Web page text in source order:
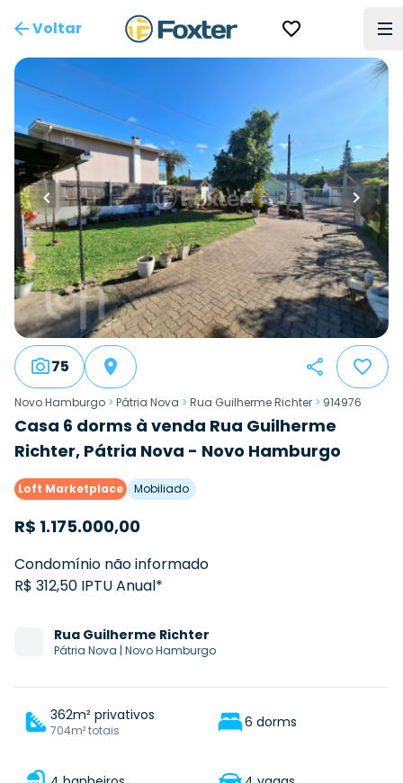
Voltar
75
Novo Hamburgo > Pátria Nova > Rua Guilherme Richter > 914976
Casa 6 dorms à venda Rua Guilherme
Richter, Pátria Nova - Novo Hamburgo
Loft Marketplace Mobiliado
R$ 1.175.000,00
Condomínio não informado
R$ 312,50 IPTU Anual*
Rua Guilherme Richter
Pátria Nova | Novo Hamburgo
362m² privativos
704m² totais 6 dorms